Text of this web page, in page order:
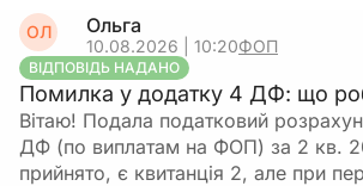
ОЛ Ольга
10.08.2026 | 10:20ФОП
ВІДПОВІДЬ НАДАНО
Помилка у додатку 4 ДФ: що
Вітаю! Подала податковий
ДФ (по виплатам на ФОП) за 2 кв.
прийнято, є квитанція 2, але при